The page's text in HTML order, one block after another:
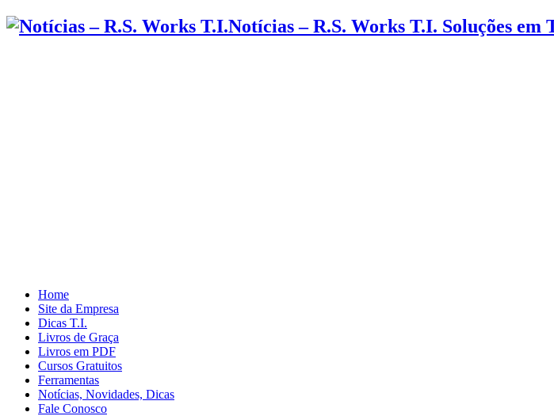
Notícias – R.S. Works T.I. Soluções em
Home
Site da Empresa
Dicas T.I.
Livros de Graça
Livros em PDF
Cursos Gratuitos
Ferramentas
Notícias, Novidades, Dicas
Fale Conosco